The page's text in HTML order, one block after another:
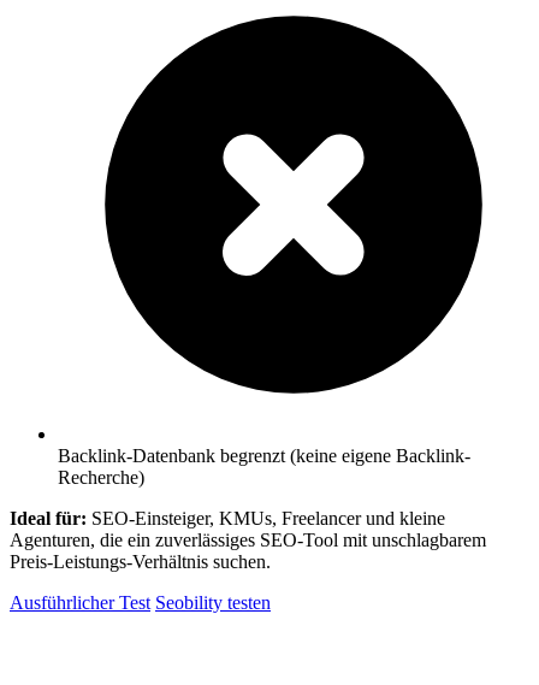
Backlink-Datenbank begrenzt (keine eigene Backlink-
Recherche)
Ideal für: SEO-Einsteiger, KMUs, Freelancer und kleine
Agenturen, die ein zuverlässiges SEO-Tool mit unschlagbarem
Preis-Leistungs-Verhältnis suchen.
Ausführlicher Test Seobility testen